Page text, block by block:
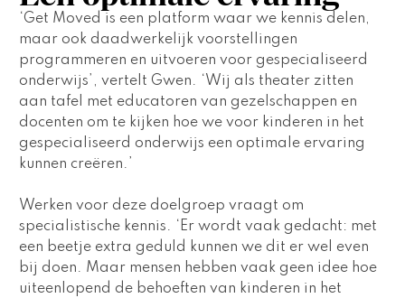
‘Get Moved is een platform waar we kennis delen,
maar ook daadwerkelijk voorstellingen
programmeren en uitvoeren voor gespecialiseerd
onderwijs’, vertelt Gwen. ‘Wij als theater zitten
aan tafel met educatoren van gezelschappen en
docenten om te kijken hoe we voor kinderen in het
gespecialiseerd onderwijs een optimale ervaring
kunnen creëren.’
Werken voor deze doelgroep vraagt om
specialistische kennis. ‘Er wordt vaak gedacht: met
een beetje extra geduld kunnen we dit er wel even
bij doen. Maar mensen hebben vaak geen idee hoe
uiteenlopend de behoeften van kinderen in het